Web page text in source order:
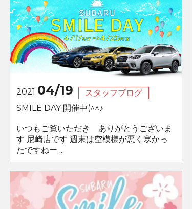
2021 04/19
スタッフブログ
SMILE DAY 開催中(^^♪
いつもご覧いただき ありがとうございま
す 尼崎店です 週末は空模様が悪く寒かっ
たですねー ...